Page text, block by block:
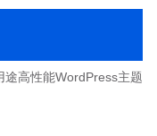
途高性能WordPress主题